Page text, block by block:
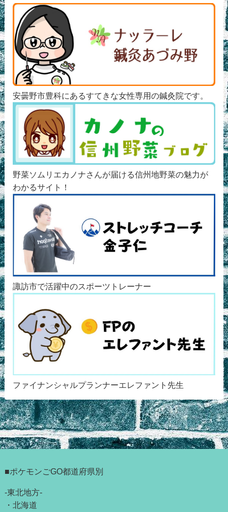
安曇野市豊科にあるすてきな女性専用の鍼灸院です。
野菜ソムリエカノナさんが届ける信州地野菜の魅力が
わかるサイト！
諏訪市で活躍中のスポーツトレーナー
ファイナンシャルプランナーエレファント先生
■ポケモンごGO都道府県別
-東北地方-
・ 北海道